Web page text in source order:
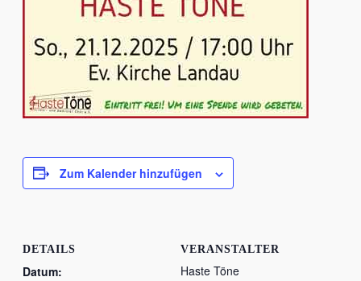
Zum Kalender hinzufügen
DETAILS
Datum:
VERANSTALTER
Haste Töne